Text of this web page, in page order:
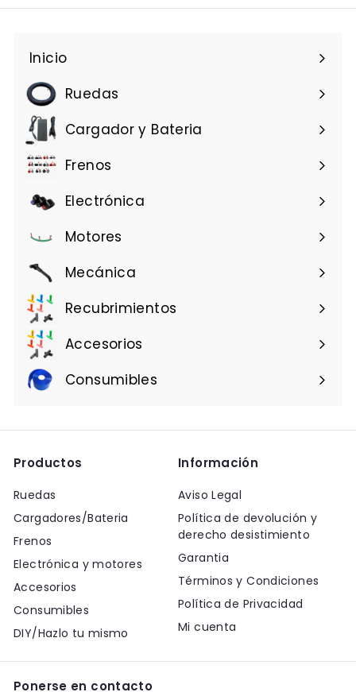
5
9
Inicio
Ruedas
Cargador y Bateria
Frenos
Electrónica
Motores
Mecánica
Recubrimientos
Accesorios
Consumibles
Productos
Ruedas
Cargadores/Bateria
Frenos
Electrónica y motores
Accesorios
Consumibles
DIY/Hazlo tu mismo
Información
Aviso Legal
Política de devolución y
derecho desistimiento
Garantia
Términos y Condiciones
Política de Privacidad
Mi cuenta
Ponerse en contacto